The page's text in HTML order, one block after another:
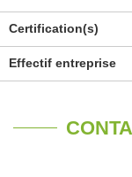
Certification(s)
Effectif entreprise